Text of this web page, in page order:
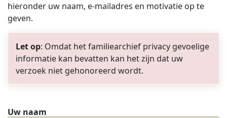
hieronder uw naam, e-mailadres en motivatie op te
geven.
Let op: Omdat het familiearchief privacy gevoelige
informatie kan bevatten kan het zijn dat uw
verzoek niet gehonoreerd wordt.
Uw naam